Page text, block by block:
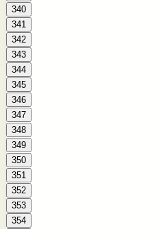
340
341
342
343
344
345
346
347
348
349
350
351
352
353
354